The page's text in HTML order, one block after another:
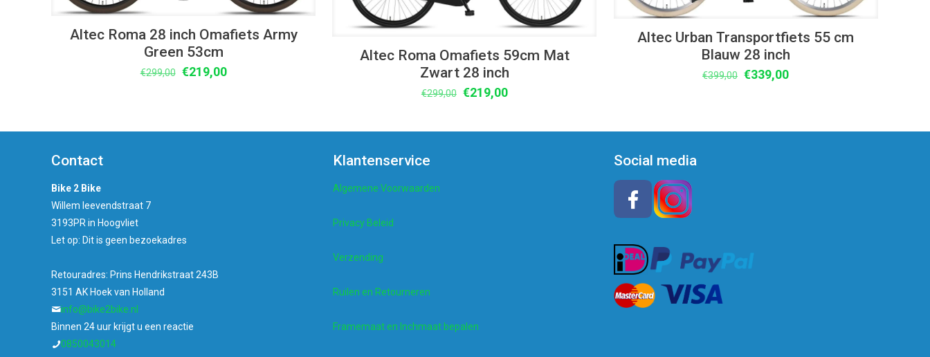
Altec Roma 28 inch Omafiets Army
Green 53cm
€299,00 Oorspronkelijke
€219,00Huidige
Altec Roma Omafiets 59cm Mat
Zwart 28 inch
€299,00 Oorspronkelijke
€219,00Huidige
Altec Urban Transportfiets 55 cm
Blauw 28 inch
€399,00 Oorspronkelijke
€339,00Huidige
Contact
Bike 2 Bike
Willem leevendstraat 7
3193PR in Hoogvliet
Let op: Dit is geen bezoekadres
Retouradres: Prins Hendrikstraat 243B
3151 AK Hoek van Holland
info@bike2bike.nl
Binnen 24 uur krijgt u een reactie
0850043014
Klantenservice
Algemene Voorwaarden
Privacy Beleid
Verzending
Ruilen en Retourneren
Framemaat en Inchmaat bepalen
Social media